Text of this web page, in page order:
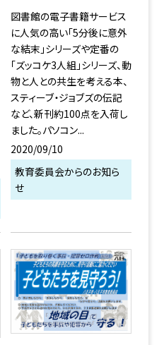
図書館の電子書籍サービス
に人気の高い「5分後に意外
な結末」シリーズや定番の
「ズッコケ3人組」シリーズ、動
物と人との共生を考える本、
スティーブ・ジョブズの伝記
など、新刊約100点を入荷し
ました。パソコン...
2020/09/10
教育委員会からのお知ら
せ